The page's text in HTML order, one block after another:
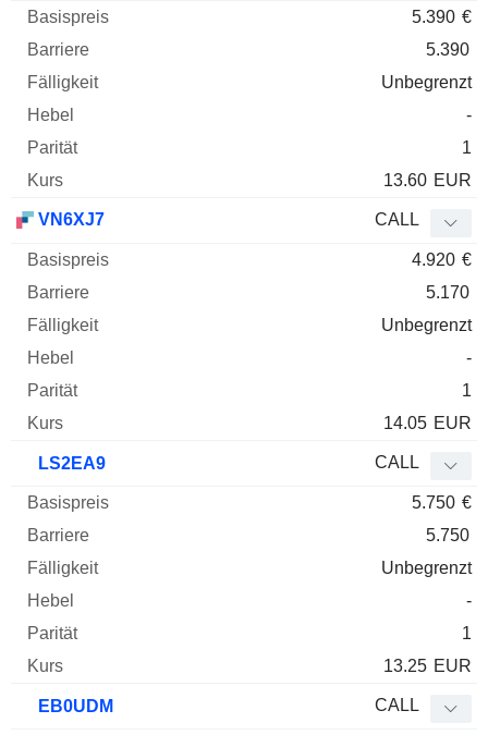
5.390 €
5.390
Unbegrenzt
-
1
13.60 EUR
VN6XJ7 CALL
4.920 €
5.170
Unbegrenzt
-
1
14.05 EUR
LS2EA9 CALL
5.750 €
5.750
Unbegrenzt
-
1
13.25 EUR
EB0UDM CALL